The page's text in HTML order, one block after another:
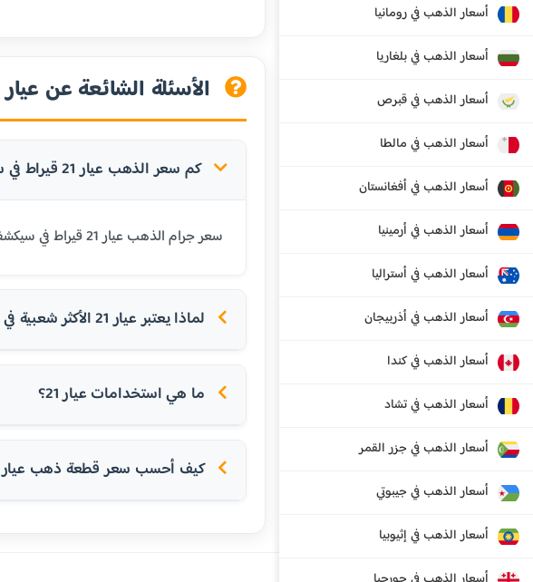
أسعار الذهب في رومانيا
أسعار الذهب في بلغاريا
أسعار الذهب في قبرص
أسعار الذهب في مالطا
أسعار الذهب في أفغانستان
أسعار الذهب في أرمينيا
أسعار الذهب في أستراليا
أسعار الذهب في أذربيجان
أسعار الذهب في كندا
أسعار الذهب في تشاد
أسعار الذهب في جزر القمر
أسعار الذهب في جيبوتي
أسعار الذهب في إثيوبيا
الأسئلة الشائعة عن عيار 21
كم سعر الذهب عيار 21 قيراط في سيكشفهيرفار اليوم؟
سعر جرام الذهب عيار 21 قيراط في سيكشفهيرفار اليوم هو 38362 فورنت مجري. عيار 21 هو الأكثر شيوعاً في مصر ومعظم الدول العربية.
لماذا يعتبر عيار 21 الأكثر شعبية في الدول العربية؟
ما هي استخدامات عيار 21؟
كيف أحسب سعر قطعة ذهب عيار 21؟